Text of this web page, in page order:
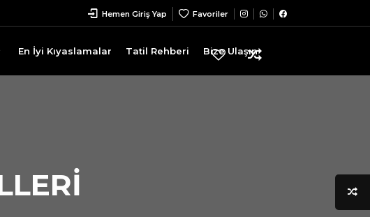
Hemen Giriş Yap Favoriler
En İyi Kıyaslamalar Tatil Rehberi Bize Ulaşın